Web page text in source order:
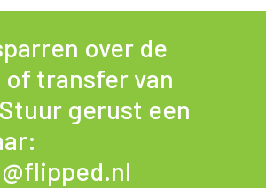
over de
of transfer van
gerust een